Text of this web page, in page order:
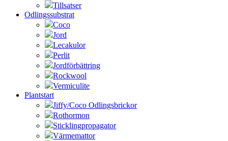
Tillsatser
Odlingssubstrat
Coco
Jord
Lecakulor
Perlit
Jordförbättring
Rockwool
Vermiculite
Plantstart
Jiffy/Coco Odlingsbrickor
Rothormon
Sticklingpropagator
Värmemattor